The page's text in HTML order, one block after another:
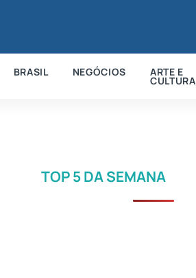
BRASIL NEGÓCIOS ARTE E
CULTURA
TOP 5 DA SEMANA